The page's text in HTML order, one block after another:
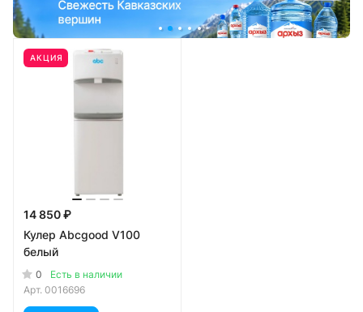
АКЦИЯ
14 850 ₽
Кулер Abcgood V100
белый
0
Есть в наличии
Арт. 0016696